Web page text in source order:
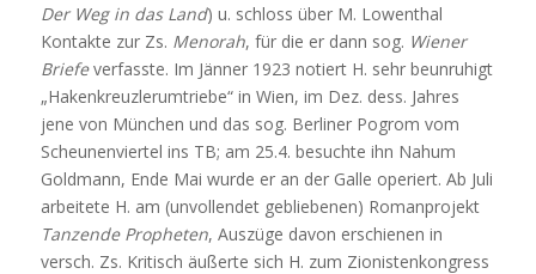
Der Weg in das Land) u. schloss über M. Lowenthal
Kontakte zur Zs. Menorah, für die er dann sog. Wiener
Briefeverfasste. Im Jänner 1923 notiert H. sehr beunruhigt
„Hakenkreuzlerumtriebe“ in Wien, im Dez. dess. Jahres
jene von München und das sog. Berliner Pogrom vom
Scheunenviertel ins TB; am 25.4. besuchte ihn Nahum
Goldmann, Ende Mai wurde er an der Galle operiert. Ab Juli
arbeitete H. am (unvollendet gebliebenen) Romanprojekt
Tanzende Propheten, Auszüge davon erschienen in
versch. Zs. Kritisch äußerte sich H. zum Zionistenkongress